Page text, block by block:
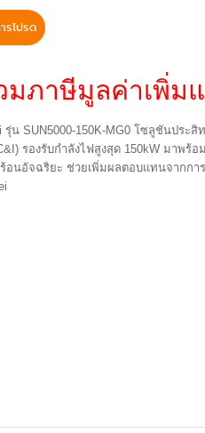
รโปรด
มภาษีมูลค่าเพิ่ม
รุ่น SUN5000-150K-MG0 โซลูชันประ
รองรับกำลังไฟสูงสุด 150kW มาพร้
อนอัจฉริยะ ช่วยเพิ่มผลตอบแทนจากกา